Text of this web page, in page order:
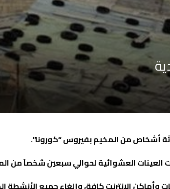
أشخاص من المخيم بفيروس “كورونا”.
العينات العشوائية لحوالي سبعين شخصاَ من